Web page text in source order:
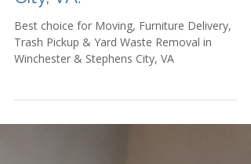
Winchester y Stephens
City, VA.
Best choice for Moving, Furniture Delivery,
Winchester & Stephens City, VA